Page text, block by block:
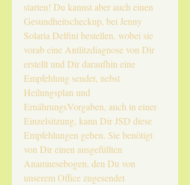
starten! Du kannst aber auch einen
Gesundheitscheckup, bei Jenny
Solaria Delfini bestellen, wobei sie
vorab eine Antlitzdiagnose von Dir
erstellt und Dir daraufhin eine
Empfehlung sendet, nebst
Heilungsplan und
ErnährungsVorgaben, auch in einer
Einzelsitzung, kann Dir JSD diese
Empfehlungen geben. Sie benötigt
von Dir einen ausgefüllten
Anamnesebogen, den Du von
unserem Office zugesendet